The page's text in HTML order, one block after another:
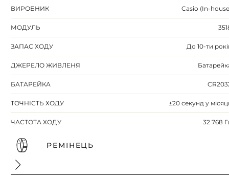
ВИРОБНИК Casio (In-
МОДУЛЬ
ЗАПАС ХОДУ До 10-ти
ДЖЕРЕЛО ЖИВЛЕНЯ
БАТАРЕЙКА
ТОЧНІСТЬ ХОДУ ±20 секунд у
ЧАСТОТА ХОДУ 32 768
РЕМІНЕЦЬ